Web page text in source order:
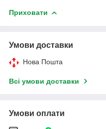
Приховати
Умови доставки
Нова Пошта
Всі умови доставки
Умови оплати